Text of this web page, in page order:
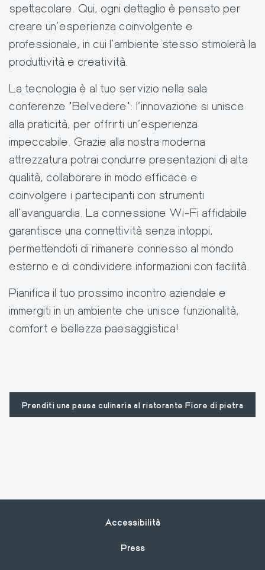
spettacolare. Qui, ogni dettaglio è pensato per
creare un'esperienza coinvolgente e
professionale, in cui l'ambiente stesso stimolerà la
produttività e creatività.
La tecnologia è al tuo servizio nella sala
conferenze "Belvedere": l'innovazione si unisce
alla praticità, per offrirti un'esperienza
impeccabile. Grazie alla nostra moderna
attrezzatura potrai condurre presentazioni di alta
qualità, collaborare in modo efficace e
coinvolgere i partecipanti con strumenti
all'avanguardia. La connessione Wi-Fi affidabile
garantisce una connettività senza intoppi,
permettendoti di rimanere connesso al mondo
esterno e di condividere informazioni con facilità.
Pianifica il tuo prossimo incontro aziendale e
immergiti in un ambiente che unisce funzionalità,
comfort e bellezza paesaggistica!
Prenditi una pausa culinaria al ristorante Fiore di pietra
Footer
Accessibilità
Press